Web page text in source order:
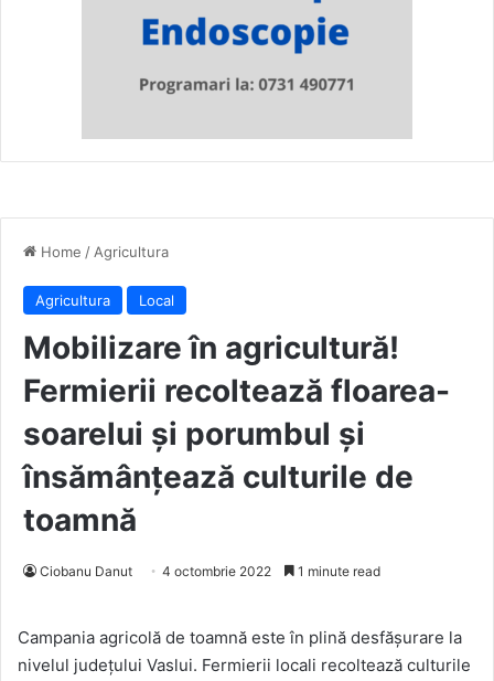
Home / Agricultura
Agricultura Local
Mobilizare în agricultură!
Fermierii recoltează floarea-
soarelui și porumbul și
însămânțează culturile de
toamnă
Ciobanu Danut 4 octombrie 2022 1 minute read
Campania agricolă de toamnă este în plină desfășurare la
nivelul județului Vaslui. Fermierii locali recoltează culturile